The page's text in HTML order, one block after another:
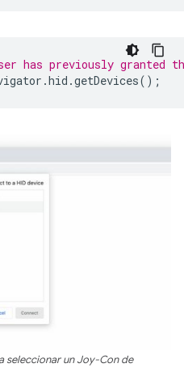
has previously granted
.hid .getDevices();
seleccionar un Joy-Con de